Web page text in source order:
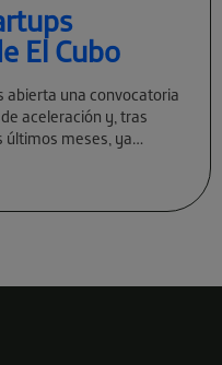
El Cubo
abierta una convocatoria
aceleración y, tras
últimos meses, ya